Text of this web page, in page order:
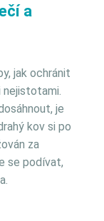
a
jak ochránit
nejistotami.
je
kov si po
za
se podívat,